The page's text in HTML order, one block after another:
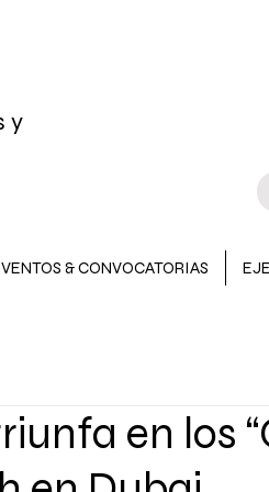
y
& CONVOCATORIAS
en los